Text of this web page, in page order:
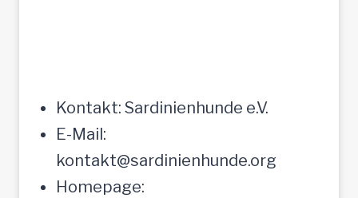
Kontakt: Sardinienhunde e.V.
E-Mail:
kontakt@sardinienhunde.org
Homepage: